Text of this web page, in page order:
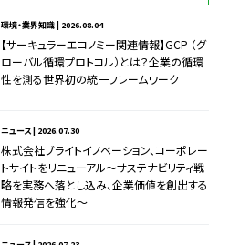
環境・業界知識 | 2026.08.04
【サーキュラーエコノミー関連情報】GCP （グ
ローバル循環プロトコル）とは？企業の循環
性を測る世界初の統一フレームワーク
ニュース | 2026.07.30
株式会社ブライトイノベーション、コーポレー
トサイトをリニューアル～サステナビリティ戦
略を実務へ落とし込み、企業価値を創出する
情報発信を強化～